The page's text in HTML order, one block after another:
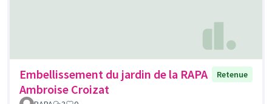
Embellissement du jardin de la RAPA
Ambroise Croizat
Retenue